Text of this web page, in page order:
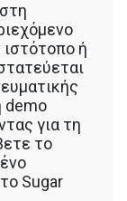
ή
demo
για τη
το
Sugar